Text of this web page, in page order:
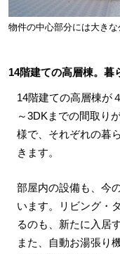
物件の中心部分には大き
14階建ての高層棟。暮
14階建ての高層棟が
～3DKまでの間取り
様で、それぞれの暮
きます。
部屋内の設備も、今
います。リビング・
るのも、新たに入居
また、自動お湯張り